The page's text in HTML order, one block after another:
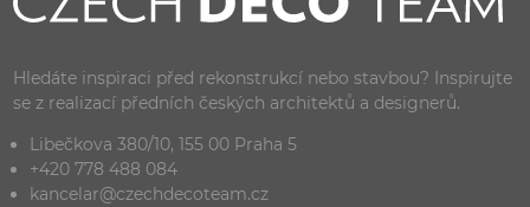
Hledáte inspiraci před rekonstrukcí nebo stavbou? Inspirujte
se z realizací předních českých architektů a designerů.
Libečkova 380/10, 155 00 Praha 5
+420 778 488 084
kancelar@czechdecoteam.cz